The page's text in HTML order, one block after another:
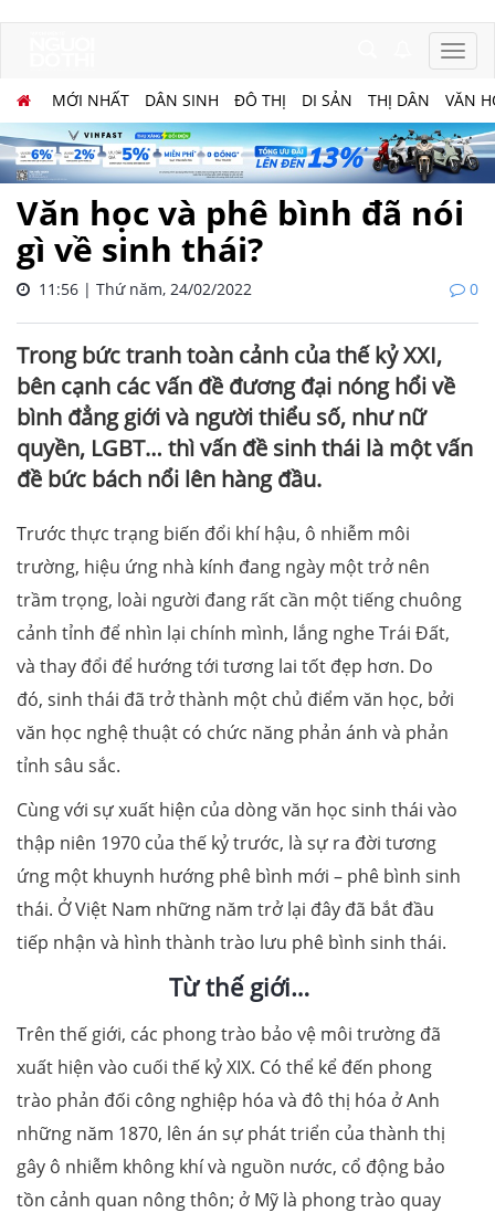
MỚI NHẤT DÂN SINH ĐÔ THỊ DI SẢN THỊ DÂN VĂN
Văn học và phê bình đã nói
gì về sinh thái?
11:56 | Thứ năm, 24/02/2022 0
Trong bức tranh toàn cảnh của thế kỷ XXI,
bên cạnh các vấn đề đương đại nóng hổi về
bình đẳng giới và người thiểu số, như nữ
quyền, LGBT… thì vấn đề sinh thái là một vấn
đề bức bách nổi lên hàng đầu.
Trước thực trạng biến đổi khí hậu, ô nhiễm môi
trường, hiệu ứng nhà kính đang ngày một trở nên
trầm trọng, loài người đang rất cần một tiếng chuông
cảnh tỉnh để nhìn lại chính mình, lắng nghe Trái Đất,
và thay đổi để hướng tới tương lai tốt đẹp hơn. Do
đó, sinh thái đã trở thành một chủ điểm văn học, bởi
văn học nghệ thuật có chức năng phản ánh và phản
tỉnh sâu sắc.
Cùng với sự xuất hiện của dòng văn học sinh thái vào
thập niên 1970 của thế kỷ trước, là sự ra đời tương
ứng một khuynh hướng phê bình mới – phê bình sinh
thái. Ở Việt Nam những năm trở lại đây đã bắt đầu
tiếp nhận và hình thành trào lưu phê bình sinh thái.
Từ thế giới…
Trên thế giới, các phong trào bảo vệ môi trường đã
xuất hiện vào cuối thế kỷ XIX. Có thể kể đến phong
trào phản đối công nghiệp hóa và đô thị hóa ở Anh
những năm 1870, lên án sự phát triển của thành thị
gây ô nhiễm không khí và nguồn nước, cổ động bảo
tồn cảnh quan nông thôn; ở Mỹ là phong trào quay